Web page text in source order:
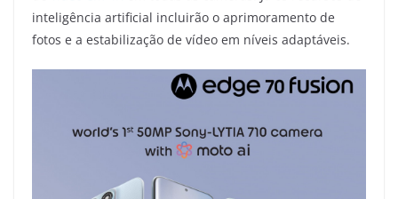
inteligência artificial incluirão o aprimoramento de
fotos e a estabilização de vídeo em níveis adaptáveis.